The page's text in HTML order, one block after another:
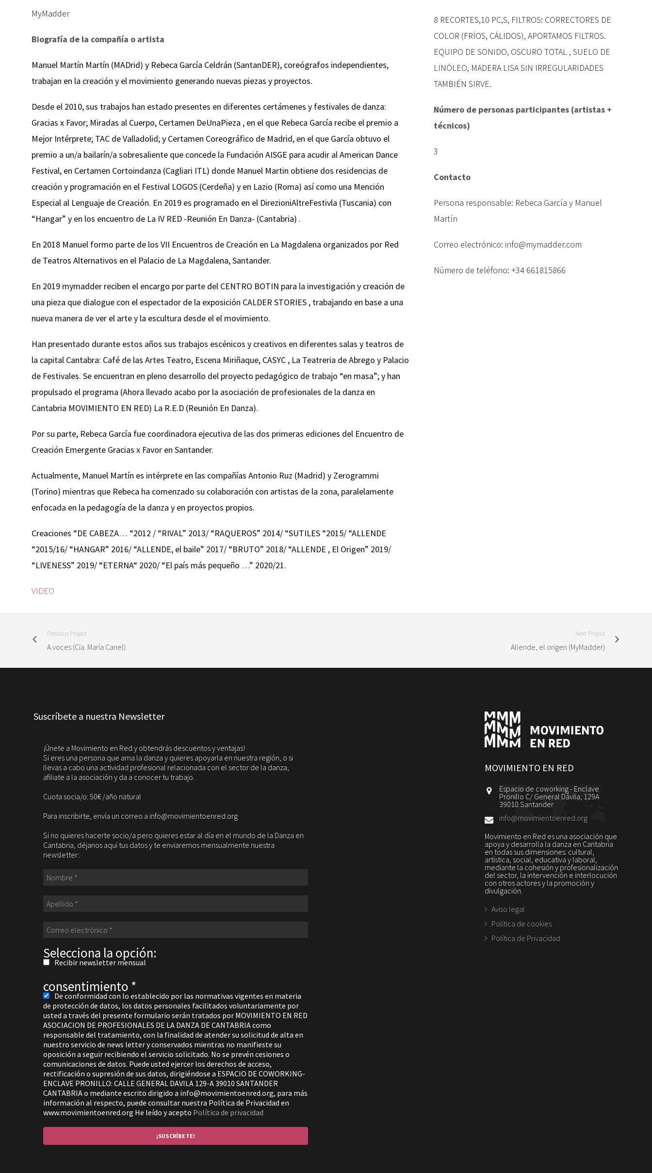
MyMadder
Biografía de la compañía o artista
Manuel Martín Martín (MADrid) y Rebeca García Celdrán (SantanDER), coreógrafos independientes,
trabajan en la creación y el movimiento generando nuevas piezas y proyectos.
Desde el 2010, sus trabajos han estado presentes en diferentes certámenes y festivales de danza:
Gracias x Favor; Miradas al Cuerpo, Certamen DeUnaPieza , en el que Rebeca García recibe el premio a
Mejor Intérprete; TAC de Valladolid; y Certamen Coreográfico de Madrid, en el que García obtuvo el
premio a un/a bailarín/a sobresaliente que concede la Fundación AISGE para acudir al American Dance
Festival, en Certamen Cortoindanza (Cagliari ITL) donde Manuel Martin obtiene dos residencias de
creación y programación en el Festival LOGOS (Cerdeña) y en Lazio (Roma) así como una Mención
Especial al Lenguaje de Creación. En 2019 es programado en el DirezioniAltreFestivla (Tuscania) con
“Hangar” y en los encuentro de La IV RED -Reunión En Danza- (Cantabria) .
En 2018 Manuel formo parte de los VII Encuentros de Creación en La Magdalena organizados por Red
de Teatros Alternativos en el Palacio de La Magdalena, Santander.
En 2019 mymadder reciben el encargo por parte del CENTRO BOTIN para la investigación y creación de
una pieza que dialogue con el espectador de la exposición CALDER STORIES , trabajando en base a una
nueva manera de ver el arte y la escultura desde el el movimiento.
Han presentado durante estos años sus trabajos escénicos y creativos en diferentes salas y teatros de
la capital Cantabra: Café de las Artes Teatro, Escena Miriñaque, CASYC , La Teatreria de Abrego y Palacio
de Festivales. Se encuentran en pleno desarrollo del proyecto pedagógico de trabajo “en masa”; y han
propulsado el programa (Ahora llevado acabo por la asociación de profesionales de la danza en
Cantabria MOVIMIENTO EN RED) La R.E.D (Reunión En Danza).
Por su parte, Rebeca García fue coordinadora ejecutiva de las dos primeras ediciones del Encuentro de
Creación Emergente Gracias x Favor en Santander.
Actualmente, Manuel Martín es intérprete en las compañías Antonio Ruz (Madrid) y Zerogrammi
(Torino) mientras que Rebeca ha comenzado su colaboración con artistas de la zona, paralelamente
enfocada en la pedagogía de la danza y en proyectos propios.
Creaciones “DE CABEZA… “2012 / “RIVAL” 2013/ “RAQUEROS” 2014/ “SUTILES “2015/ “ALLENDE
“2015/16/ “HANGAR” 2016/ “ALLENDE, el baile” 2017/ “BRUTO” 2018/ “ALLENDE , El Origen” 2019/
“LIVENESS” 2019/ “ETERNA“ 2020/ “El país más pequeño …” 2020/21.
VIDEO
8 RECORTES,10 PC,S, FILTROS: CORRECTORES DE
COLOR (FRÍOS, CÁLIDOS), APORTAMOS FILTROS.
EQUIPO DE SONIDO, OSCURO TOTAL , SUELO DE
LINÓLEO, MADERA LISA SIN IRREGULARIDADES
TAMBIÉN SIRVE.
Número de personas participantes (artistas +
técnicos)
3
Contacto
Persona responsable: Rebeca García y Manuel
Martín
Correo electrónico: info@mymadder.com
Número de teléfono: +34 661815866
Previous Project
A voces (Cía. María Canel)
Next Project
Allende, el origen (MyMadder)
Suscríbete a nuestra Newsletter
¡Únete a Movimiento en Red y obtendrás descuentos y ventajas!
Si eres una persona que ama la danza y quieres apoyarla en nuestra región, o si
llevas a cabo una actividad profesional relacionada con el sector de la danza,
afiliate a la asociación y da a conocer tu trabajo.
Cuota socia/o: 50€ /año natural
Para inscribirte, envía un correo a info@movimientoenred.org
Si no quieres hacerte socio/a pero quieres estar al día en el mundo de la Danza en
Cantabria, déjanos aquí tus datos y te enviaremos mensualmente nuestra
newsletter:
Selecciona la opción:
Recibir newsletter mensual
consentimiento *
De conformidad con lo establecido por las normativas vigentes en materia
de protección de datos, los datos personales facilitados voluntariamente por
usted a través del presente formulario serán tratados por MOVIMIENTO EN RED
ASOCIACION DE PROFESIONALES DE LA DANZA DE CANTABRIA como
responsable del tratamiento, con la finalidad de atender su solicitud de alta en
nuestro servicio de news letter y conservados mientras no manifieste su
oposición a seguir recibiendo el servicio solicitado. No se prevén cesiones o
comunicaciones de datos. Puede usted ejercer los derechos de acceso,
rectificación o supresión de sus datos, dirigiéndose a ESPACIO DE COWORKING-
ENCLAVE PRONILLO: CALLE GENERAL DAVILA 129-A 39010 SANTANDER
CANTABRIA o mediante escrito dirigido a info@movimientoenred.org, para más
información al respecto, puede consultar nuestra Política de Privacidad en
www.movimientoenred.org He leído y acepto Política de privacidad
MOVIMIENTO EN RED
Espacio de coworking - Enclave
Pronillo C/ General Dávila, 129A
39010 Santander
info@movimientoenred.org
Movimiento en Red es una asociación que
apoya y desarrolla la danza en Cantabria
en todas sus dimensiones: cultural,
artística, social, educativa y laboral,
mediante la cohesión y profesionalización
del sector, la intervención e interlocución
con otros actores y la promoción y
divulgación.
Aviso legal
Política de cookies
Política de Privacidad